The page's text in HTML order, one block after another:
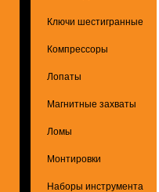
Ключи шестигранные
Компрессоры
Лопаты
Магнитные захваты
Ломы
Монтировки
Наборы инструмента